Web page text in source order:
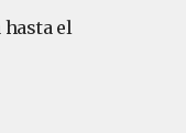
hasta el